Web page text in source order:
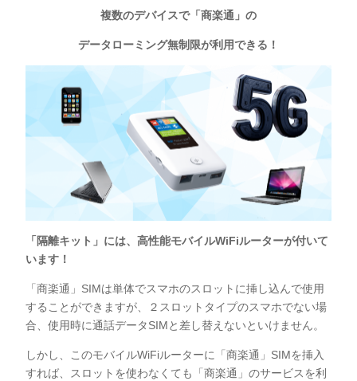
複数のデバイスで「商楽通」の
データローミング無制限が利用できる！
「隔離キット」には、高性能モバイルWiFiルーターが付いて
います！
「商楽通」SIMは単体でスマホのスロットに挿し込んで使用
することができますが、２スロットタイプのスマホでない場
合、使用時に通話データSIMと差し替えないといけません。
しかし、このモバイルWiFiルーターに「商楽通」SIMを挿入
すれば、スロットを使わなくても「商楽通」のサービスを利